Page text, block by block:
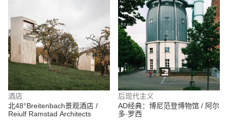
酒店
北48°Breitenbach景观酒店 /
Reiulf Ramstad Architects
后现代主义
AD经典：博尼范登博物馆 / 阿尔
多·罗西